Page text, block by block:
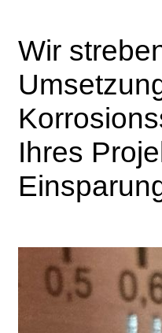
Wir
Ihres